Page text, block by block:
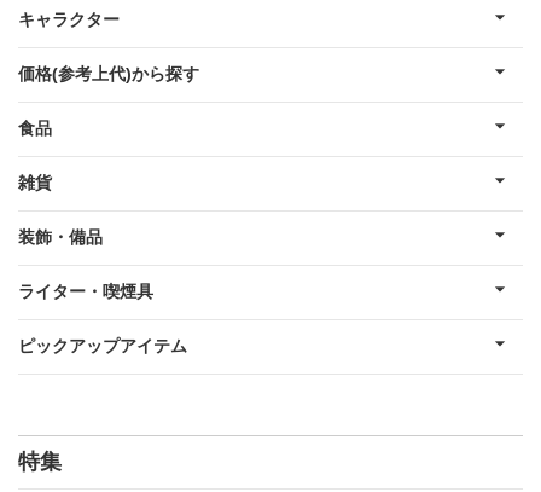
キャラクター
価格(参考上代)から探す
食品
雑貨
装飾・備品
ライター・喫煙具
ピックアップアイテム
特集